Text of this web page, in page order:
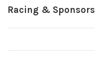
Racing & Sponsors